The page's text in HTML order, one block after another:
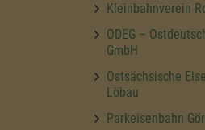
Kleinbahnverein
ODEG –
GmbH
Ostsächsische
Löbau
Parkeisenbahn